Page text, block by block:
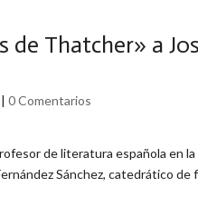
de Thatcher» a
|0 Comentarios
de literatura española en
Sánchez, catedrático